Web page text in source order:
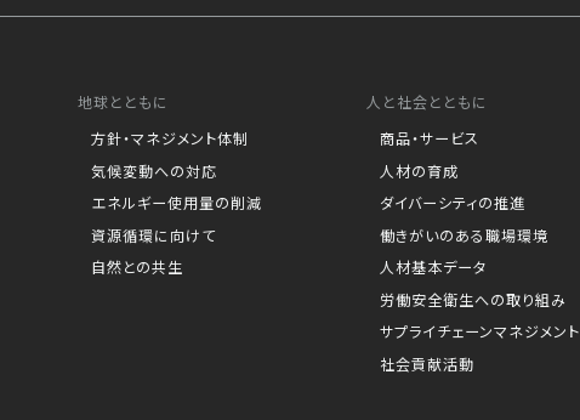
地球とともに
方針・マネジメント体制
気候変動への対応
エネルギー使用量の削減
資源循環に向けて
自然との共生
人と社会とともに
商品・サービス
人材の育成
ダイバーシティの推進
働きがいのある職場環境
人材基本データ
労働安全衛生への取り組み
サプライチェーンマネジメント
社会貢献活動